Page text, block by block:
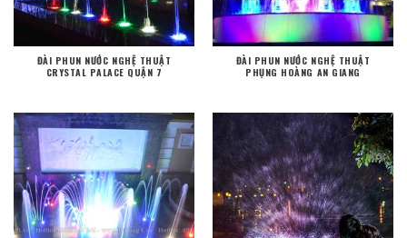
ĐÀI PHUN NƯỚC NGHỆ THUẬT
CRYSTAL PALACE QUẬN 7
ĐÀI PHUN NƯỚC NGHỆ THUẬT
PHỤNG HOÀNG AN GIANG